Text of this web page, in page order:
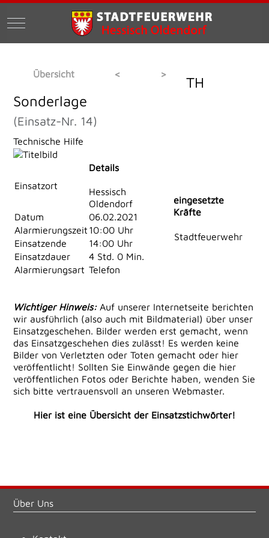
Mobile Menu Toggle
Übersicht < >
TH
Sonderlage
(Einsatz-Nr. 14)
Technische Hilfe
Einsatzort
Details
Hessisch
Oldendorf
Datum
06.02.2021
Alarmierungszeit 10:00 Uhr
Einsatzende
14:00 Uhr
Einsatzdauer
4 Std. 0 Min.
Alarmierungsart Telefon
eingesetzte
Kräfte
Stadtfeuerwehr
Wichtiger Hinweis: Auf unserer Internetseite berichten
wir ausführlich (also auch mit Bildmaterial) über unser
Einsatzgeschehen. Bilder werden erst gemacht, wenn
das Einsatzgeschehen dies zulässt! Es werden keine
Bilder von Verletzten oder Toten gemacht oder hier
veröffentlicht! Sollten Sie Einwände gegen die hier
veröffentlichen Fotos oder Berichte haben, wenden Sie
sich bitte vertrauensvoll an unseren Webmaster.
Hier ist eine Übersicht der Einsatzstichwörter!
Über Uns